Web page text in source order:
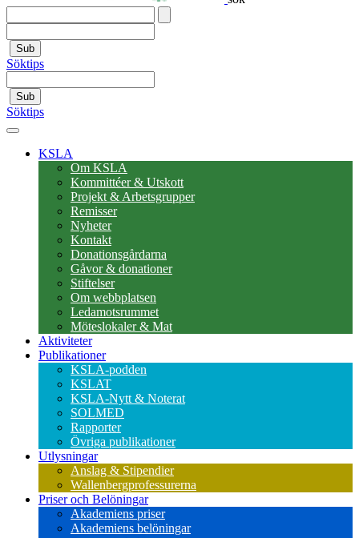
Sub
Söktips
Sub
Söktips
KSLA
Om KSLA
Kommittéer & Utskott
Projekt & Arbetsgrupper
Remisser
Nyheter
Kontakt
Donationsgårdarna
Gåvor & donationer
Stiftelser
Om webbplatsen
Ledamotsrummet
Möteslokaler & Mat
Aktiviteter
Publikationer
KSLA-podden
KSLAT
KSLA-Nytt & Noterat
SOLMED
Rapporter
Övriga publikationer
Utlysningar
Anslag & Stipendier
Wallenbergprofessurerna
Priser och Belöningar
Akademiens priser
Akademiens belöningar